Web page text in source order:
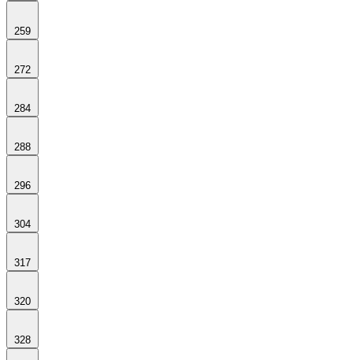
259
272
284
288
296
304
317
320
328